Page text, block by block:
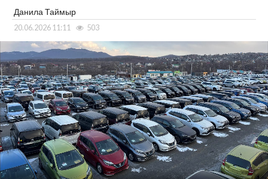
Данила Таймыр
20.06.2026 11:11 503